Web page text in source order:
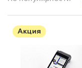
Акция